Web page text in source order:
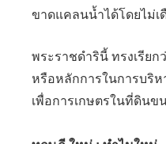
ขาดแคลนน้ำได้โดยไม่
พระราชดำรินี้ ทรงเรียก
หรือหลักการในการบริ
เพื่อการเกษตรในที่ดินข